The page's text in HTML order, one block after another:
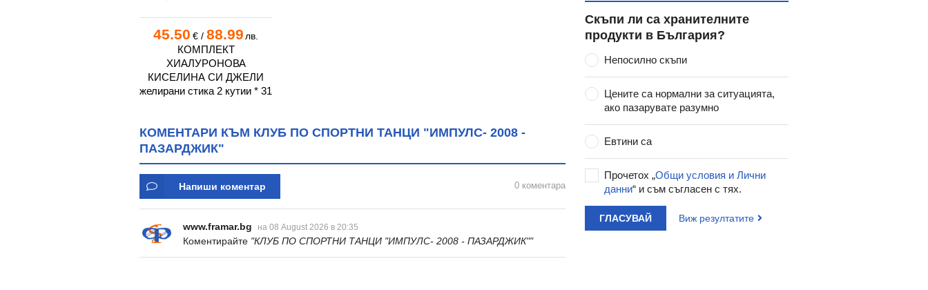
45.50 €/ 88.99 лв.
КОМПЛЕКТ
ХИАЛУРОНОВА
КИСЕЛИНА СИ ДЖЕЛИ
желирани стика 2 кутии * 31
КОМЕНТАРИ КЪМ КЛУБ ПО СПОРТНИ ТАНЦИ "ИМПУЛС- 2008 -
ПАЗАРДЖИК"
Напиши коментар 0 коментара
www.framar.bg на 08 August 2026 в 20:35
Коментирайте "КЛУБ ПО СПОРТНИ ТАНЦИ "ИМПУЛС- 2008 - ПАЗАРДЖИК""
Скъпи ли са хранителните
продукти в България?
Непосилно скъпи
Цените са нормални за ситуацията,
ако пазарувате разумно
Евтини са
Прочетох „Общи условия и Лични
данни“ и съм съгласен с тях.
ГЛАСУВАЙ Виж резултатите